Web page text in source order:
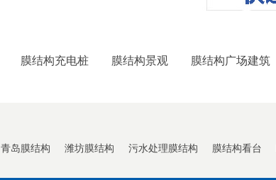
膜结构充电桩 膜结构景观 膜结构广场建筑
青岛膜结构 潍坊膜结构 污水处理膜结构 膜结构看台